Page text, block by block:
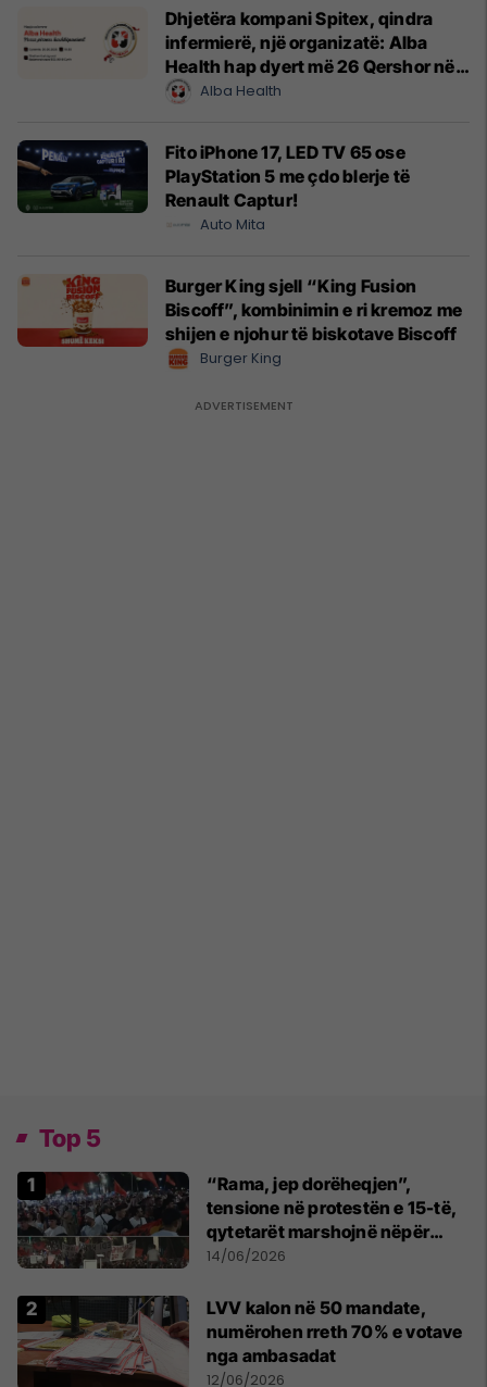
Dhjetëra kompani Spitex, qindra
infermierë, një organizatë: Alba
Health hap dyert më 26 Qershor në
CyrihAlba Health
Fito iPhone 17, LED TV 65 ose
PlayStation 5 me çdo blerje të
Renault Captur!
Auto Mita
Burger King sjell “King Fusion
Biscoff”, kombinimin e ri kremoz me
shijen e njohur të biskotave Biscoff
Burger King
Top 5
“Rama, jep dorëheqjen”,
tensione në protestën e 15-të,
qytetarët marshojnë nëpër
kryeqytet
14/06/2026
LVV kalon në 50 mandate,
numërohen rreth 70% e votave
nga ambasadat
12/06/2026